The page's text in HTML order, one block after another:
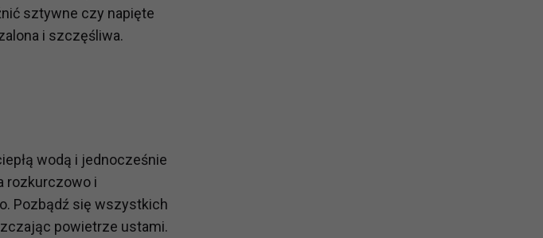
sztywne czy napięte
i szczęśliwa.
wodą i jednocześnie
rozkurczowo i
Pozbądź się wszystkich
powietrze ustami.